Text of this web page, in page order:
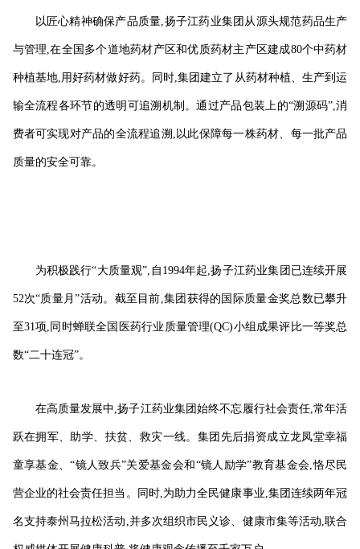
以匠心精神确保产品质量,扬子江药业集团从源头规范药品生产
与管理,在全国多个道地药材产区和优质药材主产区建成80个中药材
种植基地,用好药材做好药。同时,集团建立了从药材种植、生产到运
输全流程各环节的透明可追溯机制。通过产品包装上的“溯源码”,消
费者可实现对产品的全流程追溯,以此保障每一株药材、每一批产品
质量的安全可靠。
为积极践行“大质量观”,自1994年起,扬子江药业集团已连续开展
52次“质量月”活动。截至目前,集团获得的国际质量金奖总数已攀升
至31项,同时蝉联全国医药行业质量管理(QC)小组成果评比一等奖总
数“二十连冠”。
在高质量发展中,扬子江药业集团始终不忘履行社会责任,常年活
跃在拥军、助学、扶贫、救灾一线。集团先后捐资成立龙凤堂幸福
童享基金、“镜人致兵”关爱基金会和“镜人励学”教育基金会,恪尽民
营企业的社会责任担当。同时,为助力全民健康事业,集团连续两年冠
名支持泰州马拉松活动,并多次组织市民义诊、健康市集等活动,联合